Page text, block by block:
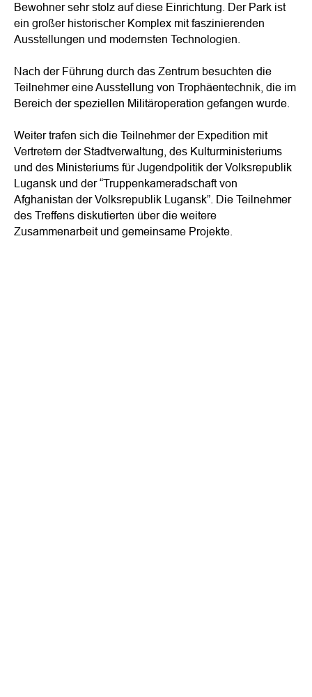
Bewohner sehr stolz auf diese Einrichtung. Der Park ist
ein großer historischer Komplex mit faszinierenden
Ausstellungen und modernsten Technologien.
Nach der Führung durch das Zentrum besuchten die
Teilnehmer eine Ausstellung von Trophäentechnik, die im
Bereich der speziellen Militäroperation gefangen wurde.
Weiter trafen sich die Teilnehmer der Expedition mit
Vertretern der Stadtverwaltung, des Kulturministeriums
und des Ministeriums für Jugendpolitik der Volksrepublik
Lugansk und der “Truppenkameradschaft von
Afghanistan der Volksrepublik Lugansk”. Die Teilnehmer
des Treffens diskutierten über die weitere
Zusammenarbeit und gemeinsame Projekte.